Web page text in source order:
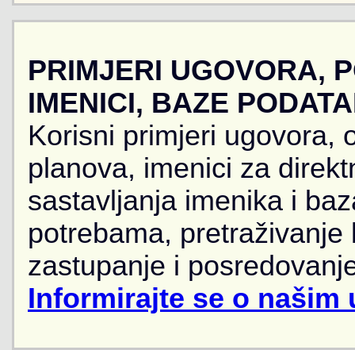
PRIMJERI UGOVORA,
IMENICI, BAZE
Korisni primjeri ugovora,
planova, imenici za
sastavljanja imenika i
potrebama,
zastupanje i
Informirajte se o našim